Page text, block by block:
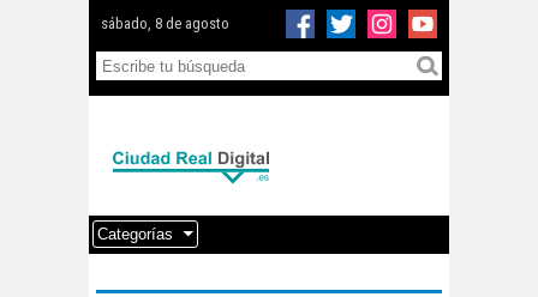
sábado, 8 de agosto
Categorías